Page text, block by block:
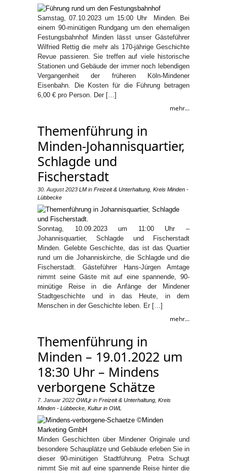
Samstag, 07.10.2023 um 15:00 Uhr Minden. Bei
einem 90-minütigen Rundgang um den ehemaligen
Festungsbahnhof Minden lässt unser Gästeführer
Wilfried Rettig die mehr als 170-jährige Geschichte
Revue passieren. Sie treffen auf viele historische
Stationen und Gebäude der immer noch lebendigen
Vergangenheit der früheren Köln-Mindener
Eisenbahn. Die Kosten für die Führung betragen
6,00 € pro Person. Der […]
mehr...
Themenführung in
Minden-Johannisquartier,
Schlagde und
Fischerstadt
30. August 2023 LM in Freizeit & Unterhaltung Kreis Minden -
Lübbecke
Sonntag, 10.09.2023 um 11:00 Uhr –
Johannisquartier, Schlagde und Fischerstadt
Minden. Gelebte Geschichte, das ist das Quartier
rund um die Johanniskirche, die Schlagde und die
Fischerstadt. Gästeführer Hans-Jürgen Amtage
nimmt seine Gäste mit auf eine spannende, 90-
minütige Reise in die Anfänge der Mindener
Stadtgeschichte und in das Heute, in dem
Menschen in der Geschichte leben. Er […]
mehr...
Themenführung in
Minden – 19.01.2022 um
18:30 Uhr – Mindens
verborgene Schätze
7. Januar 2022 OWLjr in Freizeit & Unterhaltung Kreis
Minden - Lübbecke Kultur in OWL
Minden Geschichten über Mindener Originale und
besondere Schauplätze und Gebäude erleben Sie in
dieser 90-minütigen Stadtführung. Petra Schugt
nimmt Sie mit auf eine spannende Reise hinter die